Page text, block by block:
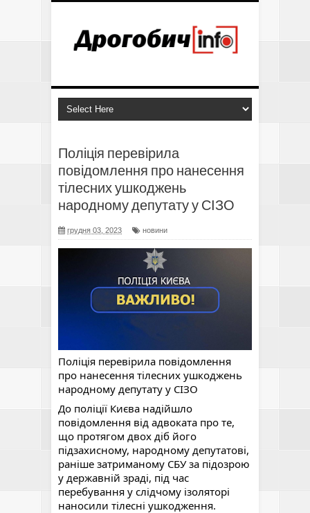
Поліція перевірила
повідомлення про нанесення
тілесних ушкоджень
народному депутату у СІЗО
грудня 03, 2023 новини
Поліція перевірила повідомлення
про нанесення тілесних ушкоджень
народному депутату у СІЗО
До поліції Києва надійшло
повідомлення від адвоката про те,
що протягом двох діб його
підзахисному, народному депутатові,
раніше затриманому СБУ за підозрою
у державній зраді, під час
перебування у слідчому ізоляторі
наносили тілесні ушкодження.